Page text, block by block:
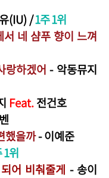
(IU)/1주 1위
네 샴푸 향이 느껴
랑하겠어 - 악동뮤지
Feat.전건호
했을까- 이예준
1위
어 비춰줄게 - 송이